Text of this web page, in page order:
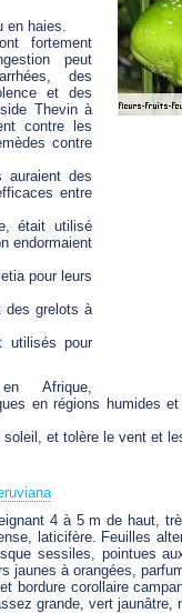
en haies.
fortement
peut
des
et des
Thevin à
contre les
contre
auraient des
entre
était utilisé
endormaient
pour leurs
des grelots à
utilisés pour
Afrique,
en régions humides
et tolère le vent et
4 à 5 m de haut,
laticifère. Feuilles
sessiles, pointues
jaunes à orangées,
bordure corollaire
grande, vert